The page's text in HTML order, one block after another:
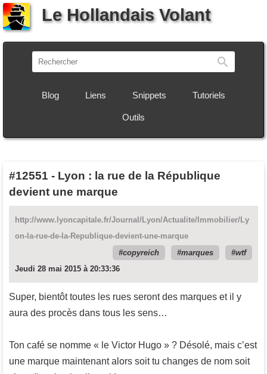
Le Hollandais Volant
Blog Liens Snippets Tutoriels
Outils
#12551 - Lyon : la rue de la République
devient une marque
http://www.lyoncapitale.fr/Journal/Lyon/Actualite/Immobilier/Ly
on-la-rue-de-la-Republique-devient-une-marque
copyreich
marques
wtf
Jeudi 28 mai 2015 à 20:33:36
Super, bientôt toutes les rues seront des marques et il y
aura des procès dans tous les sens…
Ton café se nomme « le Victor Hugo » ? Désolé, mais c’est
une marque maintenant alors soit tu changes de nom soit